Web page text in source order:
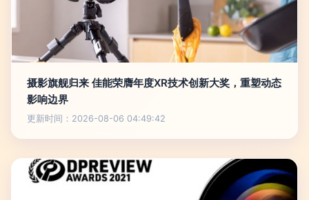
摄影旗舰归来 佳能荣膺年度XR技术创新大奖，重塑动态
影响边界
更新时间：2026-08-06 04:49:42